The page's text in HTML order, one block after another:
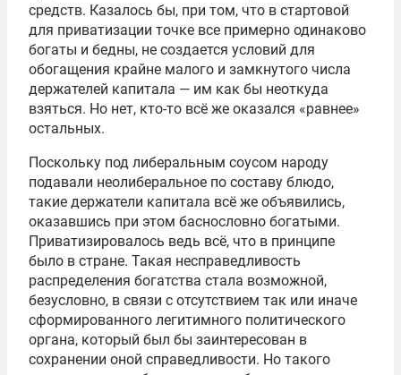
средств. Казалось бы, при том, что в стартовой
для приватизации точке все примерно одинаково
богаты и бедны, не создается условий для
обогащения крайне малого и замкнутого числа
держателей капитала — им как бы неоткуда
взяться. Но нет, кто-то всё же оказался «равнее»
остальных.
Поскольку под либеральным соусом народу
подавали неолиберальное по составу блюдо,
такие держатели капитала всё же объявились,
оказавшись при этом баснословно богатыми.
Приватизировалось ведь всё, что в принципе
было в стране. Такая несправедливость
распределения богатства стала возможной,
безусловно, в связи с отсутствием так или иначе
сформированного легитимного политического
органа, который был бы заинтересован в
сохранении оной справедливости. Но такого